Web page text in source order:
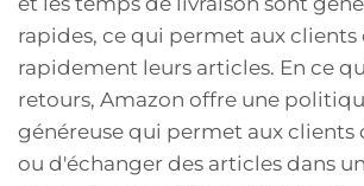
rapides, ce qui permet aux clients
rapidement leurs articles. En ce
retours, Amazon offre une
généreuse qui permet aux clients
ou d'échanger des articles dans